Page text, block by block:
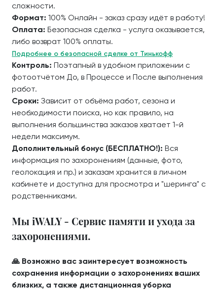
сложности.
Формат: 100% Онлайн - заказ сразу идёт в работу!
Оплата: Безопасная сделка - услуга оказывается,
либо возврат 100% оплаты.
Подробнее о безопасной сделке от Тинькофф
Контроль: Поэтапный в удобном приложении с
фотоотчётом До, в Процессе и После выполнения
работ.
Сроки: Зависит от объёма работ, сезона и
необходимости поиска, но как правило, на
выполнения большинства заказов хватает 1-й
недели максимум.
Дополнительный бонус (БЕСПЛАТНО!): Вся
информация по захоронениям (данные, фото,
геолокация и пр.) и заказам хранится в личном
кабинете и доступна для просмотра и "шеринга" с
родственниками.
Мы iWALY - Сервис памяти и ухода за
захоронениями.
🙏 Возможно вас заинтересует возможность
сохранения информации о захоронениях ваших
близких, а также дистанционная уборка